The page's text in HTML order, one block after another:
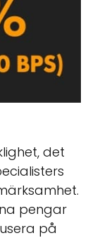
det
pengar
på